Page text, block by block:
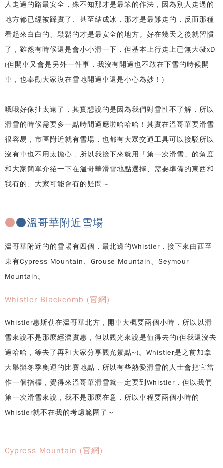
人走過的路最安全，殊不知那才是最笨的作法，因為別人走過的
地方都已經被踩實了、甚至結成冰，那才是最難走的，反而那種
看起來白白的、鬆鬆的才是最安全的地方。好在幾天之後就習慣
了，雖然有時候還是會小小滑一下，但基本上行走上已無大礙xD
(但開車又會是另外一件事，我沒有開過也不敢在下雪的時候開
車，也奉勸大家沒在雪地開過車還是小心為妙！)
哦哦好像扯太遠了，其實想說的是因為我們對雪性不了解，所以
滑雪的時候需要多一點時間適應啦哈哈哈！其實在溫哥華要滑雪
很容易，市區附近就有雪場，也都有大眾交通工具可以接駁所以
沒有車也不用太擔心，所以我接下來就用「第一次滑雪」的角度
和大家簡單介紹一下在溫哥華滑雪地點選擇、需要準備的東西和
我有的、大家可能會有的疑問～
●●溫哥華附近雪場
溫哥華附近的的雪場有四個，最北邊的Whistler，接下來由西至
東有Cypress Mountain、Grouse Mountain、Seymour
Mountain。
Whistler Blackcomb (官網)
Whistler惠斯勒在溫哥華北方，開車大概要兩個小時，所以以滑
雪來說不是那麼經濟實惠，但以觀光來說是值得去的(但我還沒去
過哈哈，等去了再和大家分享觀光景點~)。Whistler是之前加拿
大舉辦冬季奧運的比賽地點，所以有些熱愛滑雪的人士會把它當
作一個指標，覺得來溫哥華滑雪就一定要到Whistler，但以我們
第一次滑雪來說，我不是那麼在意，所以車程要兩個小時的
Whistler就不在我的考慮範圍了～
Cypress Mountain (官網)